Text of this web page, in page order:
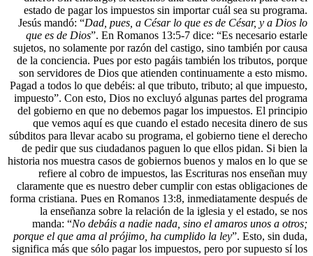
estado de pagar los impuestos sin
Jesús mandó: “Dad, pues, a César lo que
que es de Dios”. En Romanos 13:5-7
sujetos, no solamente por razón del
de la conciencia. Pues por esto pagáis
son servidores de Dios que atienden
Pagad a todos lo que debéis: al que tributo,
impuesto”. Con esto, Dios no excluyó
del gobierno en que no debemos pagar
que vemos aquí es que cuando el
súbditos para llevar acabo su programa, el
de pedir que sus ciudadanos paguen lo
historia nos muestra casos de gobiernos
refiere al cobro de impuestos, las
claramente que es nuestro deber cumplir
forma cristiana. Pues en Romanos 13:8,
la enseñanza sobre la relación de la
manda: “No debáis a nadie nada, sino
porque el que ama al prójimo, ha
significa más que sólo pagar los impuestos,